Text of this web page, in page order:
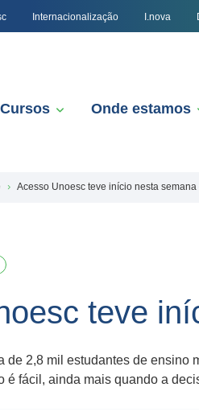
Internacionalização I.nova
Cursos Onde estamos
Acesso Unoesc teve início nesta
teve
de 2,8 mil estudantes de
é fácil, ainda mais quando a